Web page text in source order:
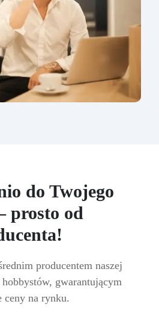
do Twojego
prosto od
producentem naszej
gwarantującym
ceny na rynku.